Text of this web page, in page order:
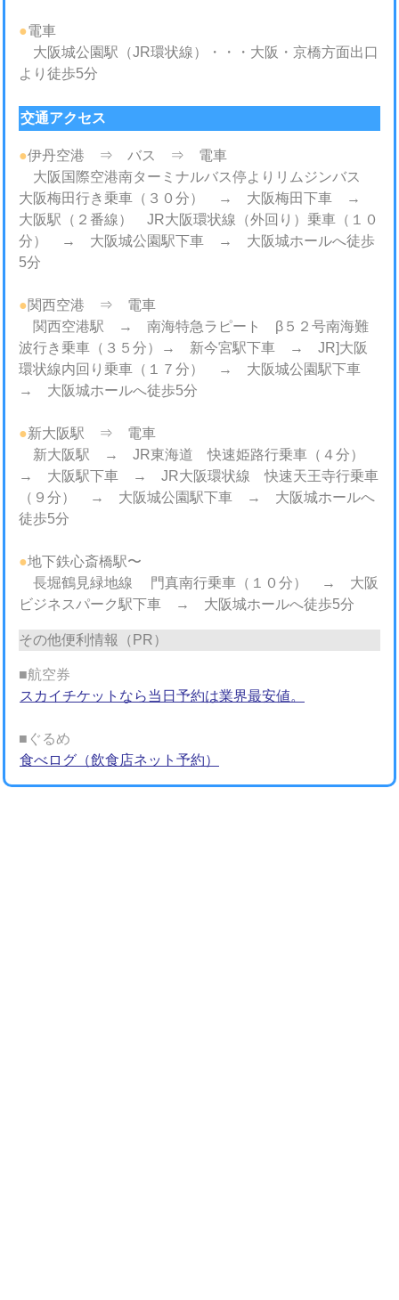
●電車
大阪城公園駅（JR環状線）・・・大阪・京橋方面出口
より徒歩5分
交通アクセス
●伊丹空港 ⇒ バス ⇒ 電車
大阪国際空港南ターミナルバス停よりリムジンバス
大阪梅田行き乗車（３０分） → 大阪梅田下車 →
大阪駅（２番線） JR大阪環状線（外回り）乗車（１０
分） → 大阪城公園駅下車 → 大阪城ホールへ徒歩
5分
●関西空港 ⇒ 電車
関西空港駅 → 南海特急ラピート β５２号南海難
波行き乗車（３５分）→ 新今宮駅下車 → JR]大阪
環状線内回り乗車（１７分） → 大阪城公園駅下車
→ 大阪城ホールへ徒歩5分
●新大阪駅 ⇒ 電車
新大阪駅 → JR東海道 快速姫路行乗車（４分）
→ 大阪駅下車 → JR大阪環状線 快速天王寺行乗車
（９分） → 大阪城公園駅下車 → 大阪城ホールへ
徒歩5分
●地下鉄心斎橋駅〜
長堀鶴見緑地線 門真南行乗車（１０分） → 大阪
ビジネスパーク駅下車 → 大阪城ホールへ徒歩5分
その他便利情報（PR）
■航空券
スカイチケットなら当日予約は業界最安値。
■ぐるめ
食べログ（飲食店ネット予約）